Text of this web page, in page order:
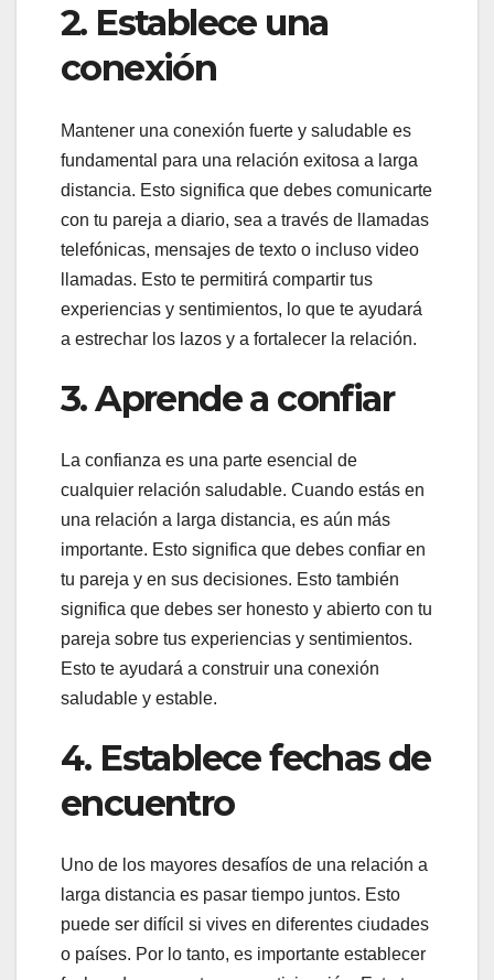
2. Establece una
conexión
Mantener una conexión fuerte y saludable es
fundamental para una relación exitosa a larga
distancia. Esto significa que debes comunicarte
con tu pareja a diario, sea a través de llamadas
telefónicas, mensajes de texto o incluso video
llamadas. Esto te permitirá compartir tus
experiencias y sentimientos, lo que te ayudará
a estrechar los lazos y a fortalecer la relación.
3. Aprende a confiar
La confianza es una parte esencial de
cualquier relación saludable. Cuando estás en
una relación a larga distancia, es aún más
importante. Esto significa que debes confiar en
tu pareja y en sus decisiones. Esto también
significa que debes ser honesto y abierto con tu
pareja sobre tus experiencias y sentimientos.
Esto te ayudará a construir una conexión
saludable y estable.
4. Establece fechas de
encuentro
Uno de los mayores desafíos de una relación a
larga distancia es pasar tiempo juntos. Esto
puede ser difícil si vives en diferentes ciudades
o países. Por lo tanto, es importante establecer